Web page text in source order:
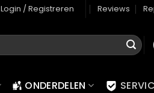
Login / Registreren Reviews
ONDERDELEN